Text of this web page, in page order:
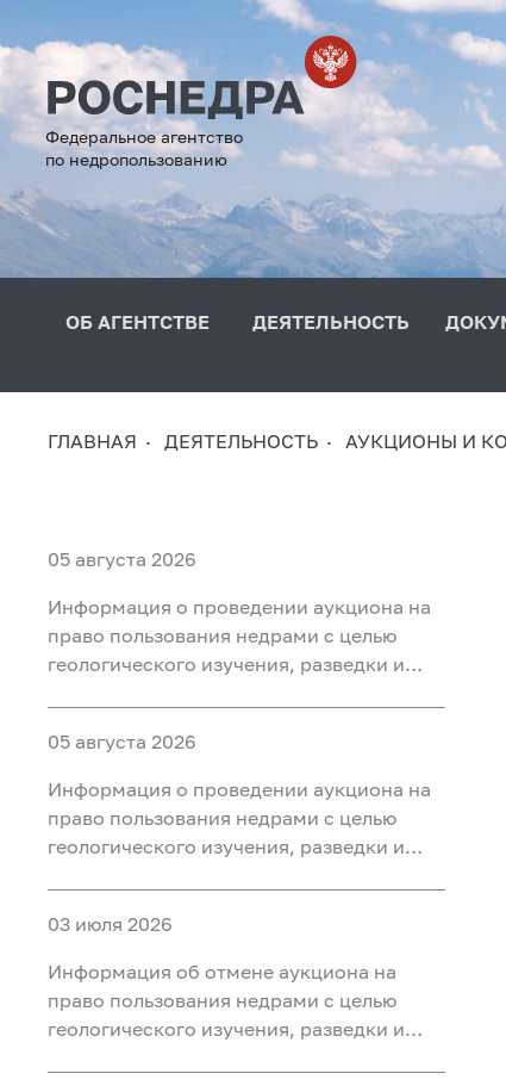
Федеральное агентство
по недропользованию
ОБ АГЕНТСТВЕ ДЕЯТЕЛЬНОСТЬ
ГЛАВНАЯ ДЕЯТЕЛЬНОСТЬ АУКЦИОНЫ И
05 августа 2026
Информация о проведении аукциона на
право пользования недрами с целью
геологического изучения, разведки и
Салымский-3», расположенного на
территории Ханты-Мансийского района
Ханты-Мансийского автономного округа
- Югры
05 августа 2026
Информация о проведении аукциона на
право пользования недрами с целью
геологического изучения, разведки и
«Приразломный-3», расположенного на
территории Ханты-Мансийского района
Ханты-Мансийского автономного округа
- Югры
03 июля 2026
Информация об отмене аукциона на
право пользования недрами с целью
геологического изучения, разведки и